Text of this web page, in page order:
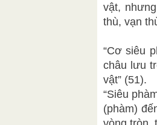
vật,
thù, vạn
“Cơ siêu
châu lưu
vật” (51).
“Siêu
(phàm)